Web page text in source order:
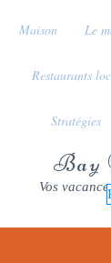
Bay
Vos
Maison Le
Restaurants
Stratégies